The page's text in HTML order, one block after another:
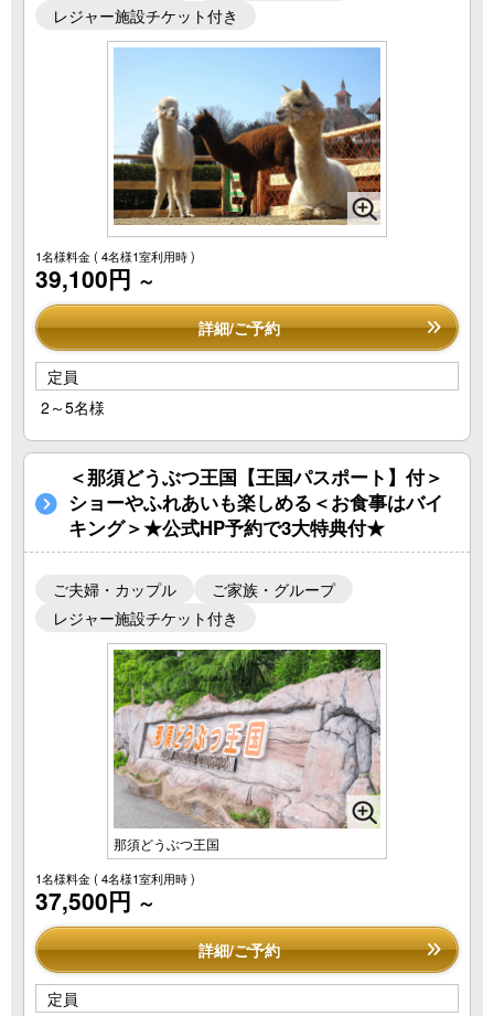
レジャー施設チケット付き
1名様料金( 4名様1室利用時 )
39,100円 ～
詳細/ご予約
定員
2～5名様
＜那須どうぶつ王国【王国パスポート】付＞
ショーやふれあいも楽しめる＜お食事はバイ
キング＞★公式HP予約で3大特典付★
ご夫婦・カップル
ご家族・グループ
レジャー施設チケット付き
那須どうぶつ王国
1名様料金( 4名様1室利用時 )
37,500円 ～
詳細/ご予約
定員